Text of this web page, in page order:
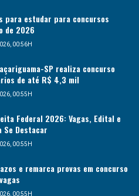
para estudar para concursos
de 2026
00:56H
SP realiza concurso
de até R$ 4,3 mil
00:55H
Federal 2026: Vagas, Edital e
Destacar
00:55H
e remarca provas em concurso